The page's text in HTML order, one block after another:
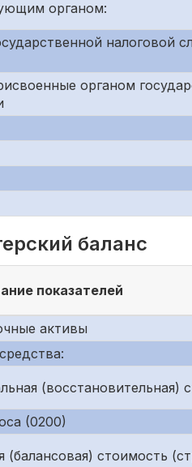
органом:
налоговой
органом
баланс
показателей
активы
(восстановительная)
(0200)
(балансовая) стоимость